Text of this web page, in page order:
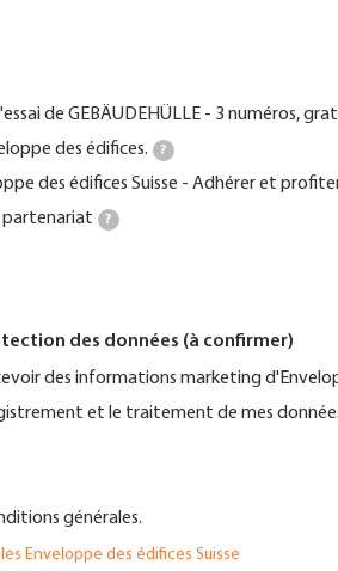
de GEBÄUDEHÜLLE - 3 numéros,
des édifices. ?
des édifices Suisse - Adhérer et
partenariat ?
des données (à confirmer)
des informations marketing
et le traitement de mes
générales.
Enveloppe des édifices Suisse